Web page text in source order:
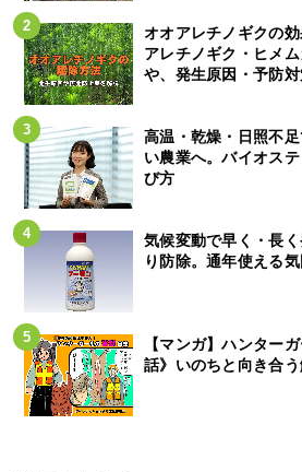
オオアレチノギクの効
アレチノギク・ヒメ
や、発生原因・予防
高温・乾燥・日照不
い農業へ。バイオス
び方
気候変動で早く・長
り防除。通年使える
【マンガ】ハンター
話》いのちと向き合